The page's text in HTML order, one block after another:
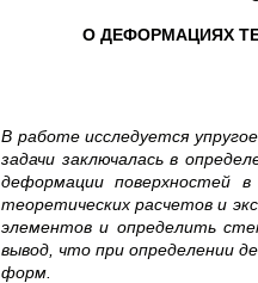
О ДЕФОРМАЦИЯХ
В работе исследуется
задачи заключалась в
деформации поверхностей
теоретических расчетов и
элементов и определить
вывод, что при определении
форм.